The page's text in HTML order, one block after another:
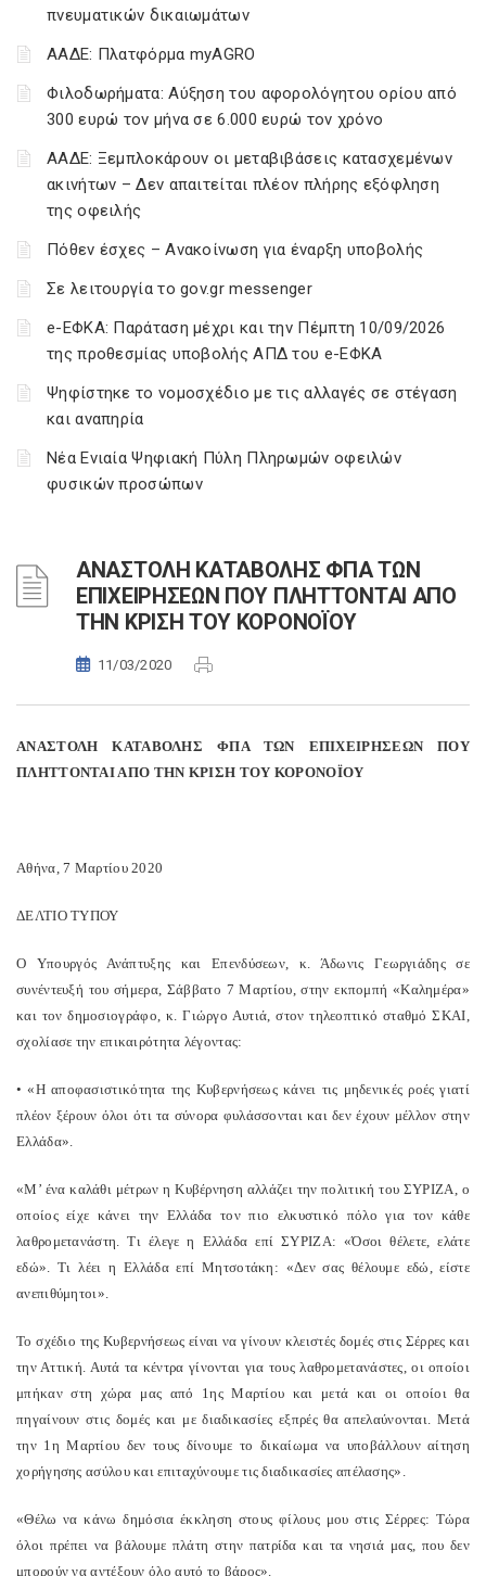
πνευματικών δικαιωμάτων
ΑΑΔΕ: Πλατφόρμα myAGRO
Φιλοδωρήματα: Αύξηση του αφορολόγητου ορίου από
300 ευρώ τον μήνα σε 6.000 ευρώ τον χρόνο
ΑΑΔΕ: Ξεμπλοκάρουν οι μεταβιβάσεις κατασχεμένων
ακινήτων – Δεν απαιτείται πλέον πλήρης εξόφληση
της οφειλής
Πόθεν έσχες – Ανακοίνωση για έναρξη υποβολής
Σε λειτουργία το gov.gr messenger
e-ΕΦΚΑ: Παράταση μέχρι και την Πέμπτη 10/09/2026
της προθεσμίας υποβολής ΑΠΔ του e-ΕΦΚΑ
Ψηφίστηκε το νομοσχέδιο με τις αλλαγές σε στέγαση
και αναπηρία
Νέα Ενιαία Ψηφιακή Πύλη Πληρωμών οφειλών
φυσικών προσώπων
ΑΝΑΣΤΟΛΗ ΚΑΤΑΒΟΛΗΣ ΦΠΑ ΤΩΝ
ΕΠΙΧΕΙΡΗΣΕΩΝ ΠΟΥ ΠΛΗΤΤΟΝΤΑΙ ΑΠΟ
ΤΗΝ ΚΡΙΣΗ ΤΟΥ ΚΟΡΟΝΟΪΟΥ
11/03/2020
ΑΝΑΣΤΟΛΗ ΚΑΤΑΒΟΛΗΣ ΦΠΑ ΤΩΝ ΕΠΙΧΕΙΡΗΣΕΩΝ ΠΟΥ
ΠΛΗΤΤΟΝΤΑΙ ΑΠΟ ΤΗΝ ΚΡΙΣΗ ΤΟΥ ΚΟΡΟΝΟΪΟΥ
Αθήνα, 7 Μαρτίου 2020
ΔΕΛΤΙΟ ΤΥΠΟΥ
O Υπουργός Ανάπτυξης και Επενδύσεων, κ. Άδωνις Γεωργιάδης σε
συνέντευξή του σήμερα, Σάββατο 7 Μαρτίου, στην εκπομπή «Καλημέρα»
και τον δημοσιογράφο, κ. Γιώργο Αυτιά, στον τηλεοπτικό σταθμό ΣΚΑΙ,
σχολίασε την επικαιρότητα λέγοντας:
• «Η αποφασιστικότητα της Κυβερνήσεως κάνει τις μηδενικές ροές γιατί
πλέον ξέρουν όλοι ότι τα σύνορα φυλάσσονται και δεν έχουν μέλλον στην
Ελλάδα».
«Μ’ ένα καλάθι μέτρων η Κυβέρνηση αλλάζει την πολιτική του ΣΥΡΙΖΑ, ο
οποίος είχε κάνει την Ελλάδα τον πιο ελκυστικό πόλο για τον κάθε
λαθρομετανάστη. Τι έλεγε η Ελλάδα επί ΣΥΡΙΖΑ: «Όσοι θέλετε, ελάτε
εδώ». Τι λέει η Ελλάδα επί Μητσοτάκη: «Δεν σας θέλουμε εδώ, είστε
ανεπιθύμητοι».
Το σχέδιο της Κυβερνήσεως είναι να γίνουν κλειστές δομές στις Σέρρες και
την Αττική. Αυτά τα κέντρα γίνονται για τους λαθρομετανάστες, οι οποίοι
μπήκαν στη χώρα μας από 1ης Μαρτίου και μετά και οι οποίοι θα
πηγαίνουν στις δομές και με διαδικασίες εξπρές θα απελαύνονται. Μετά
την 1η Μαρτίου δεν τους δίνουμε το δικαίωμα να υποβάλλουν αίτηση
χορήγησης ασύλου και επιταχύνουμε τις διαδικασίες απέλασης».
«Θέλω να κάνω δημόσια έκκληση στους φίλους μου στις Σέρρες: Τώρα
όλοι πρέπει να βάλουμε πλάτη στην πατρίδα και τα νησιά μας, που δεν
μπορούν να αντέξουν όλο αυτό το βάρος».